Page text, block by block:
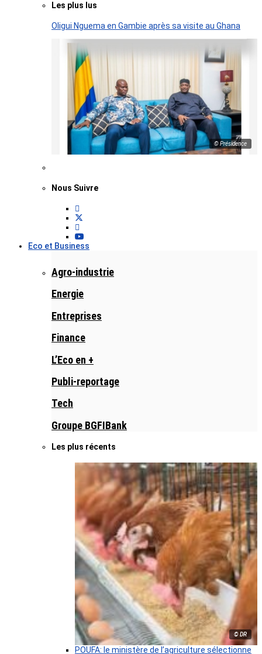
Les plus lus
Oligui Nguema en Gambie après sa visite au Ghana
© Présidence
Nous Suivre
Eco et Business
Agro-industrie
Energie
Entreprises
Finance
L’Eco en +
Publi-reportage
Tech
Groupe BGFIBank
Les plus récents
© DR
POUFA: le ministère de l’agriculture sélectionne